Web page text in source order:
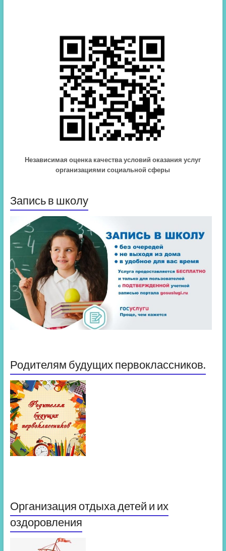
Независимая оценка качества условий оказания услуг
организациями социальной сферы
Запись в школу
Родителям будущих первоклассников.
Организация отдыха детей и их
оздоровления